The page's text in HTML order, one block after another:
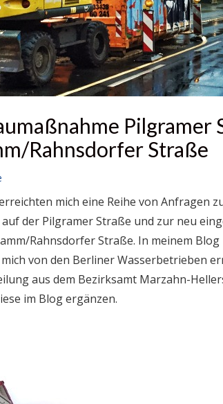
Pilgramer
Rahnsdorfer Straße
mich eine Reihe von Anfragen
der Pilgramer Straße und zur neu
Rahnsdorfer Straße. In meinem
von den Berliner Wasserbetrieben
aus dem Bezirksamt Marzahn-
im Blog ergänzen.